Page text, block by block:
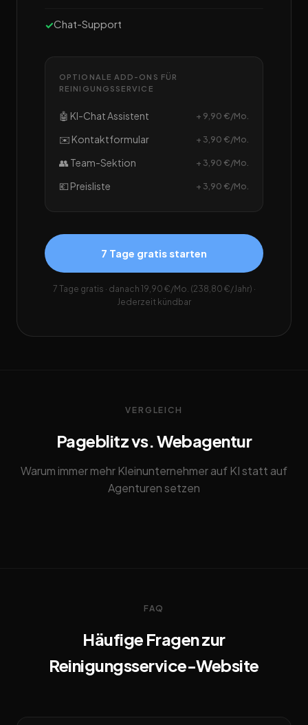
Chat-Support
OPTIONALE ADD-ONS FÜR
REINIGUNGSSERVICE
🤖 KI-Chat Assistent + 9,90 €/Mo.
✉️ Kontaktformular + 3,90 €/Mo.
👥 Team-Sektion + 3,90 €/Mo.
💶 Preisliste + 3,90 €/Mo.
7 Tage gratis starten
7 Tage gratis · danach 19,90 €/Mo. (238,80 €/Jahr) ·
Jederzeit kündbar
VERGLEICH
Pageblitz vs. Webagentur
Warum immer mehr Kleinunternehmer auf KI statt auf
Agenturen setzen
FAQ
Häufige Fragen zur
Reinigungsservice-Website